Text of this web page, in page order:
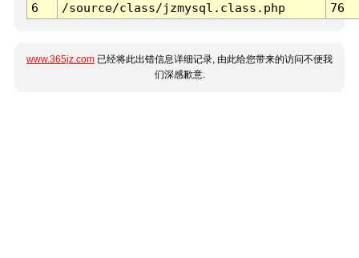
6
/source/class/jzmysql.class.php 76
www.365jz.com 已经将此出错信息详细记录, 由此给您带来的访问不便我
们深感歉意.